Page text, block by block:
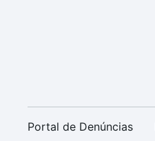
Portal de Denúncias